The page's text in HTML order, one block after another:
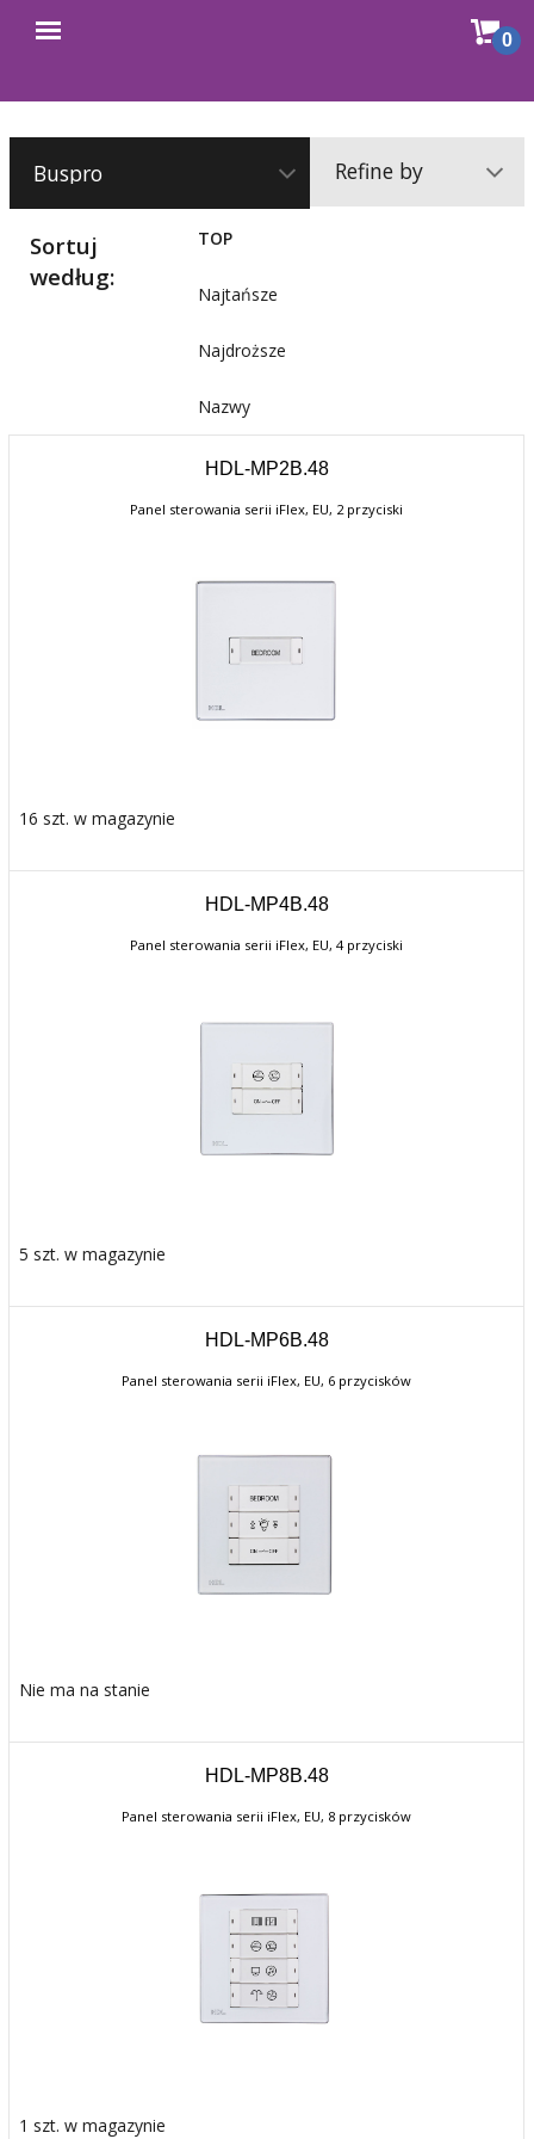
menu
0
Refine by
Sortuj
według:
TOP
Najtańsze
Najdroższe
Nazwy
HDL-MP2B.48
Panel sterowania serii iFlex, EU, 2 przyciski
16 szt. w magazynie
HDL-MP4B.48
Panel sterowania serii iFlex, EU, 4 przyciski
5 szt. w magazynie
HDL-MP6B.48
Panel sterowania serii iFlex, EU, 6 przycisków
Nie ma na stanie
HDL-MP8B.48
Panel sterowania serii iFlex, EU, 8 przycisków
1 szt. w magazynie